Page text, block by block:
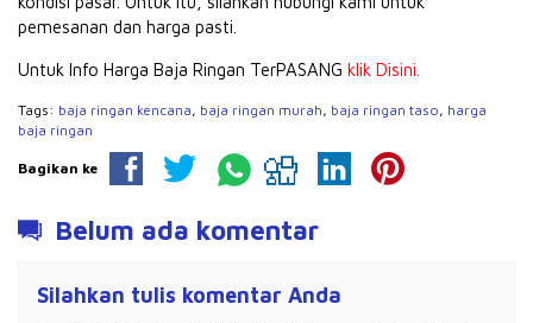
pemesanan dan harga pasti.
Untuk Info Harga Baja Ringan TerPASANG klik Disini.
Tags: baja ringan kencana, baja ringan murah, baja ringan taso, harga
baja ringan
Bagikan ke
Belum ada komentar
Silahkan tulis komentar Anda